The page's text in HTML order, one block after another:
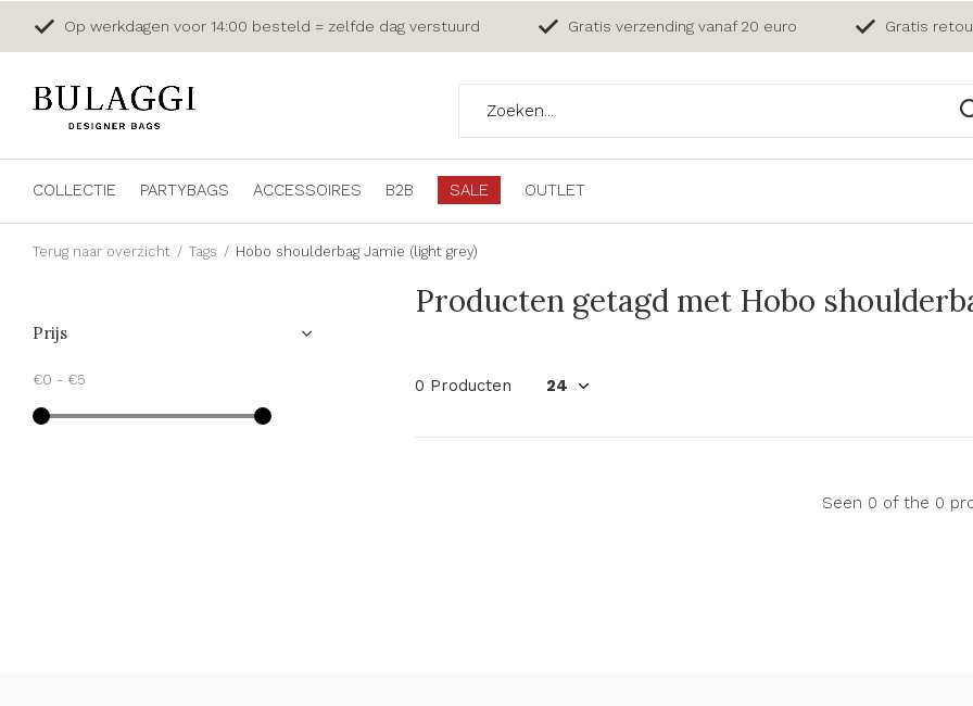
COLLECTIE PARTYBAGS ACCESSOIRES B2B SALE OUTLET
Op werkdagen voor 14:00 besteld = zelfde dag verstuurd Gratis verzending vanaf 20 euro Gratis
Terug naar overzicht Tags Hobo shoulderbag Jamie (light grey)
Producten getagd met Hobo
0 Producten
Seen 0 of the 0
Prijs
€0 - €5